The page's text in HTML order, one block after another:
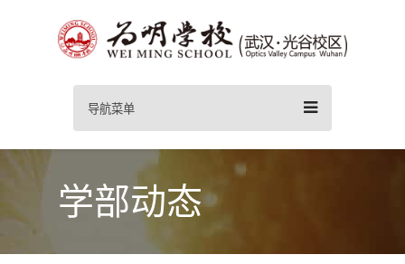
导航菜单
学部动态